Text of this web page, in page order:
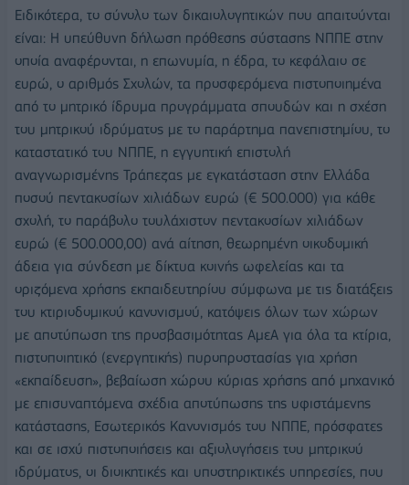
Ειδικότερα, το σύνολο των δικαιολογητικών που απαιτούνται
είναι: Η υπεύθυνη δήλωση πρόθεσης σύστασης ΝΠΠΕ στην
οποία αναφέρονται, η επωνυμία, η έδρα, το κεφάλαιο σε
ευρώ, ο αριθμός Σχολών, τα προσφερόμενα πιστοποιημένα
από το μητρικό ίδρυμα προγράμματα σπουδών και η σχέση
του μητρικού ιδρύματος με το παράρτημα πανεπιστημίου, το
καταστατικό του ΝΠΠΕ, η εγγυητική επιστολή
αναγνωρισμένης Τράπεζας με εγκατάσταση στην Ελλάδα
ποσού πεντακοσίων χιλιάδων ευρώ (€ 500.000) για κάθε
σχολή, το παράβολο τουλάχιστον πεντακοσίων χιλιάδων
ευρώ (€ 500.000,00) ανά αίτηση, θεωρημένη οικοδομική
άδεια για σύνδεση με δίκτυα κοινής ωφελείας και τα
οριζόμενα χρήσης εκπαιδευτηρίου σύμφωνα με τις διατάξεις
του κτιριοδομικού κανονισμού, κατόψεις όλων των χώρων
με αποτύπωση της προσβασιμότητας ΑμεΑ για όλα τα κτίρια,
πιστοποιητικό (ενεργητικής) πυροπροστασίας για χρήση
«εκπαίδευση», βεβαίωση χώρου κύριας χρήσης από μηχανικό
με επισυναπτόμενα σχέδια αποτύπωσης της υφιστάμενης
κατάστασης, Εσωτερικός Κανονισμός του ΝΠΠΕ, πρόσφατες
και σε ισχύ πιστοποιήσεις και αξιολογήσεις του μητρικού
ιδρύματος, οι διοικητικές και υποστηρικτικές υπηρεσίες, που